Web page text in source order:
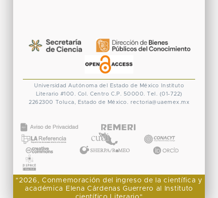
Universidad Autónoma del Estado de México
Instituto
Literario #100. Col. Centro C.P. 50000. Tel. (01-722)
2262300 Toluca, Estado de México. rectoria@uaemex.mx
"2026, Conmemoración del ingreso de la científica y
académica Elena Cárdenas Guerrero al Instituto